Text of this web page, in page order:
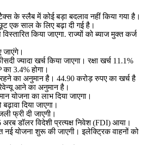
के स्लैब में कोई बड़ा बदलाव नहीं किया गया है।
एक साल के लिए बढ़ा दी गई है।
किया जाएगा. राज्यों को ब्याज मुक्त कर्ज
जाएंगे।
ज्यादा खर्च किया जाएगा। रक्षा खर्च 11.1%
3.4% होगा।
रहने का अनुमान है। 44.90 करोड़ रुपए का खर्च है
आने का अनुमान है।
योजना का लाभ दिया जाएगा।
दिया जाएगा।
फ्री दी जाएगी।
डॉलर विदेशी प्रत्यक्ष निवेश (FDI) आया।
नई योजना शुरू की जाएगी। इलेक्ट्रिक वाहनों को